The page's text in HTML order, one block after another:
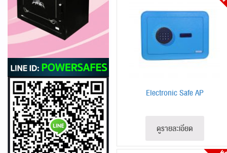
Electronic Safe AP
ดูรายละเอียด